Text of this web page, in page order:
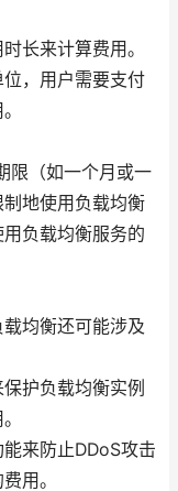
长来计算费用。
，用户需要支付
限（如一个月或一
地使用负载均衡
负载均衡服务的
均衡还可能涉及
护负载均衡实例
来防止DDoS攻击
用。